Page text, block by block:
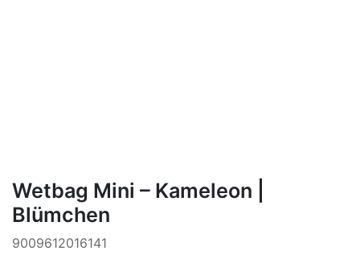
Wetbag Mini – Kameleon |
Blümchen
9009612016141